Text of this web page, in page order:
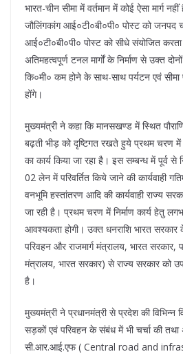
भारत-चीन सीमा में वर्तमान में कोई ऐसा मार्ग
जौलिंगकांग आई०टी०बी०पी० पोस्ट को जनपद
आई०टी०बी०पी० पोस्ट को सीधे संयोजित
अतिमहत्वपूर्ण टनल मार्गों के निर्माण से उक्त
कि०मी० कम होने के साथ-साथ पर्यटन एवं सीमा
होंगे।
मुख्यमंत्री ने कहा कि मानसखण्ड में स्थित
बढ़ती भीड़ को दृष्टिगत रखते हुये प्रथम चरण में
का कार्य किया जा रहा है। इस सम्बन्ध में पूर्व से
02 लेन में परिवर्तित किये जाने की कार्यवाही
वनभूमि हस्तांतरण आदि की कार्यवाही राज्य
जा रही है। प्रथम चरण में निर्माण कार्य हेतु
आवश्यकता होगी। उक्त धनराशि भारत
परिवहन और राजमार्ग मंत्रालय, भारत
मंत्रालय, भारत सरकार) से राज्य सरकार को
है।
मुख्यमंत्री ने प्रधानमंत्री से प्रदेश की
सड़कों एवं परिवहन के संबंध में भी चर्चा की तथा
सी.आर.आई.एफ ( Central road and